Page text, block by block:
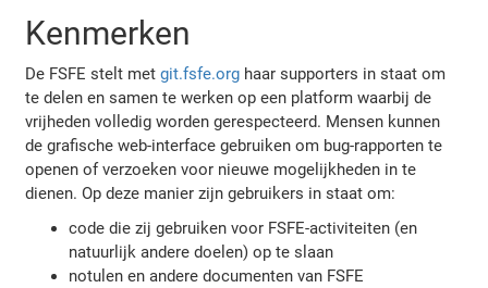
Kenmerken
De FSFE stelt metgit.fsfe.org haar supporters in staat om
te delen en samen te werken op een platform waarbij de
vrijheden volledig worden gerespecteerd. Mensen kunnen
de grafische web-interface gebruiken om bug-rapporten te
openen of verzoeken voor nieuwe mogelijkheden in te
dienen. Op deze manier zijn gebruikers in staat om:
code die zij gebruiken voor FSFE-activiteiten (en
natuurlijk andere doelen) op te slaan
notulen en andere documenten van FSFE